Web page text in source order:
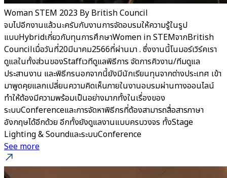
Woman STEM 2023 By British Council
จบไปอีกงานแล้วนะครับกับงานการจัดอบรมให้ความรู้ในรูป
แบบHybridเกี่ยวกับทุนการศึกษาWomen in STEMจากBritish
Councilเมื่อวันที่20มีนาคม2566ที่ผ่านมา . ซึ่งงานนี้โนมอร์เวิร์คเรา
ดูแลในทั้งส่วนของStaffเวทีดูแลพิธีการ จัดการคิวงาน/ทีมดูแล
ประสานงาน และพิธีกรนอกจากนี้ยังมีนักเรียนทุนจากต่างประเทศ เข้า
มาพูดคุยแลกเปลี่ยนความคิดเห็นภายในงานอบรมผ่านทางออนไลน์
ทำให้ต้องมีความพร้อมเป็นอย่างมากทั้งในเรื่องของ
ระบบConferenceและการจัดหาพิธีกรที่ต้องสามารถสื่อสารภาษา
อังกฤษได้อีกด้วย อีกทั้งยังดูแลงานแบบครบวงจร ทั้งStage
Lighting & SoundและระบบConference
See more